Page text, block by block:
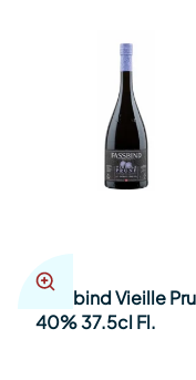
Fassbind Vieille
40% 37.5cl Fl.